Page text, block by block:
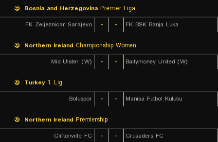
Bosnia and Herzegovina Premier Liga
FK Zeljeznicar Sarajevo
- - FK BSK Banja Luka
Northern Ireland Championship Women
Mid Ulster (W)
- - Ballymoney United (W)
Turkey 1. Lig
Boluspor
- - Manisa Futbol Kulubu
Northern Ireland Premiership
Cliftonville FC
- - Crusaders FC